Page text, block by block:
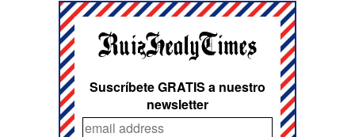
Suscríbete GRATIS a nuestro
newsletter